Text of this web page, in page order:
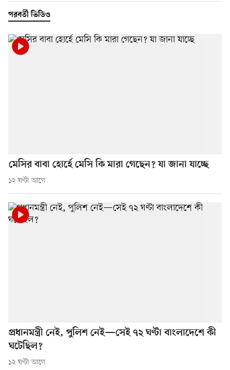
পরবর্তী ভিডিও
মেসির বাবা হোর্হে মেসি কি মারা গেছেন? যা জানা যাচ্ছে
১২ ঘণ্টা আগে
প্রধানমন্ত্রী নেই, পুলিশ নেই—সেই ৭২ ঘণ্টা বাংলাদেশে কী
ঘটেছিল?
১২ ঘণ্টা আগে